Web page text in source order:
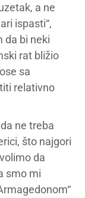
a ne
ispasti“,
da bi neki
rat bližio
sa
relativno
ne treba
što najgori
da
smo mi